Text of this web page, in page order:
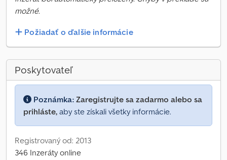
možné.
Požiadať o ďalšie informácie
Poskytovateľ
Poznámka: Zaregistrujte sa zadarmo alebo sa
prihláste, aby ste získali všetky informácie.
Registrovaný od: 2013
346 Inzeráty online